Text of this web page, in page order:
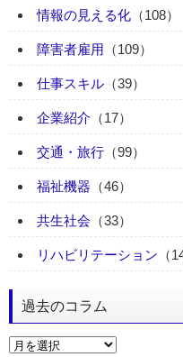
情報の見える化 （108）
障害者雇用 （109）
仕事スキル （39）
企業紹介 （17）
交通・旅行 （99）
福祉機器 （46）
共生社会 （33）
リハビリテーション （
過去のコラム